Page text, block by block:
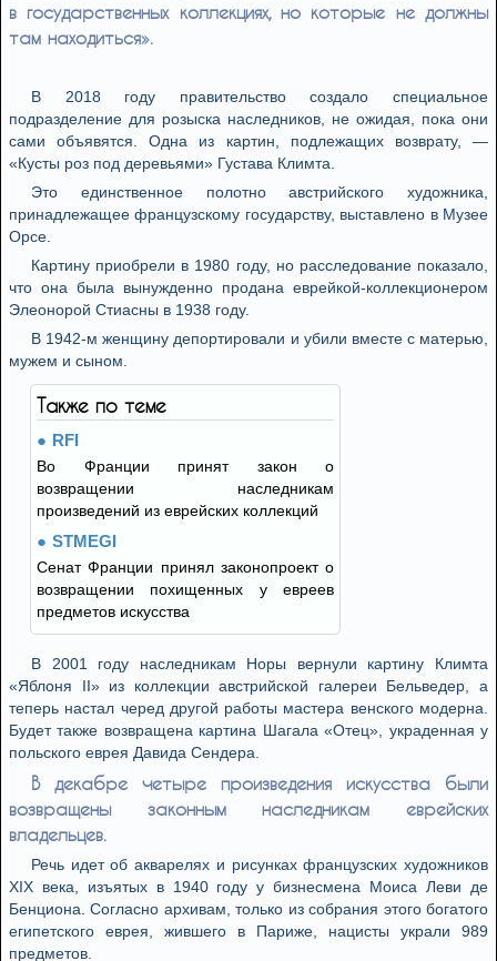
в государственных коллекциях, но которые не должны
там находиться».
В 2018 году правительство создало специальное
подразделение для розыска наследников, не ожидая, пока они
сами объявятся. Одна из картин, подлежащих возврату, —
«Кусты роз под деревьями» Густава Климта.
Это единственное полотно австрийского художника,
принадлежащее французскому государству, выставлено в Музее
Орсе.
Картину приобрели в 1980 году, но расследование показало,
что она была вынужденно продана еврейкой-коллекционером
Элеонорой Стиасны в 1938 году.
В 1942-м женщину депортировали и убили вместе с матерью,
мужем и сыном.
Также по теме
RFI
Во Франции принят закон о
возвращении наследникам
произведений из еврейских коллекций
STMEGI
Сенат Франции принял законопроект о
возвращении похищенных у евреев
предметов искусства
В 2001 году наследникам Норы вернули картину Климта
«Яблоня II» из коллекции австрийской галереи Бельведер, а
теперь настал черед другой работы мастера венского модерна.
Будет также возвращена картина Шагала «Отец», украденная у
польского еврея Давида Сендера.
В декабре четыре произведения искусства были
возвращены законным наследникам еврейских
владельцев.
Речь идет об акварелях и рисунках французских художников
XIX века, изъятых в 1940 году у бизнесмена Моиса Леви де
Бенциона. Согласно архивам, только из собрания этого богатого
египетского еврея, жившего в Париже, нацисты украли 989
предметов.